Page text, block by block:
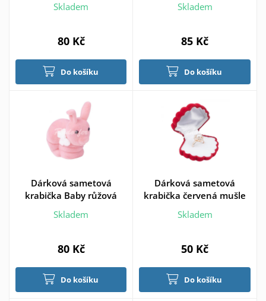
Skladem
80 Kč
Do košíku
Skladem
85 Kč
Do košíku
Dárková sametová
krabička Baby růžová
Skladem
80 Kč
Do košíku
Dárková sametová
krabička červená mušle
Skladem
50 Kč
Do košíku